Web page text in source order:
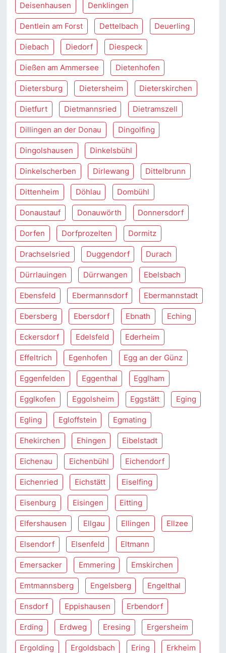
Deisenhausen Denklingen
Dentlein am Forst Dettelbach Deuerling
Diebach Diedorf Diespeck
Dießen am Ammersee Dietenhofen
Dietersburg Dietersheim Dieterskirchen
Dietfurt Dietmannsried Dietramszell
Dillingen an der Donau Dingolfing
Dingolshausen Dinkelsbühl
Dinkelscherben Dirlewang Dittelbrunn
Dittenheim Döhlau Dombühl
Donaustauf Donauwörth Donnersdorf
Dorfen Dorfprozelten Dormitz
Drachselsried Duggendorf Durach
Dürrlauingen Dürrwangen Ebelsbach
Ebensfeld Ebermannsdorf Ebermannstadt
Ebersberg Ebersdorf Ebnath Eching
Eckersdorf Edelsfeld Ederheim
Effeltrich Egenhofen Egg an der Günz
Eggenfelden Eggenthal Egglham
Egglkofen Eggolsheim Eggstätt Eging
Egling Egloffstein Egmating
Ehekirchen Ehingen Eibelstadt
Eichenau Eichenbühl Eichendorf
Eichenried Eichstätt Eiselfing
Eisenburg Eisingen Eitting
Elfershausen Ellgau Ellingen Ellzee
Elsendorf Elsenfeld Eltmann
Emersacker Emmering Emskirchen
Emtmannsberg Engelsberg Engelthal
Ensdorf Eppishausen Erbendorf
Erding Erdweg Eresing Ergersheim
Ergolding Ergoldsbach Ering Erkheim